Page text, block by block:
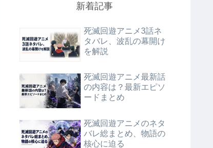
新着記事
死滅回遊アニメ3話ネ
タバレ、波乱の幕開け
を解説
死滅回遊アニメ最新話
の内容は？最新エピソ
ードまとめ
死滅回遊アニメのネタ
バレ総まとめ、物語の
核心に迫る